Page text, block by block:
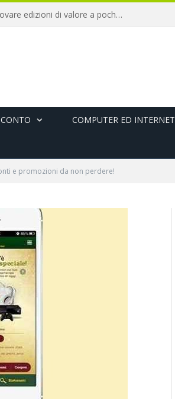
Libri antichi e collezionismo: come scovare edizioni di valore a pochi euro
COMPUTER ED INTERNET
e promozioni da non perdere!